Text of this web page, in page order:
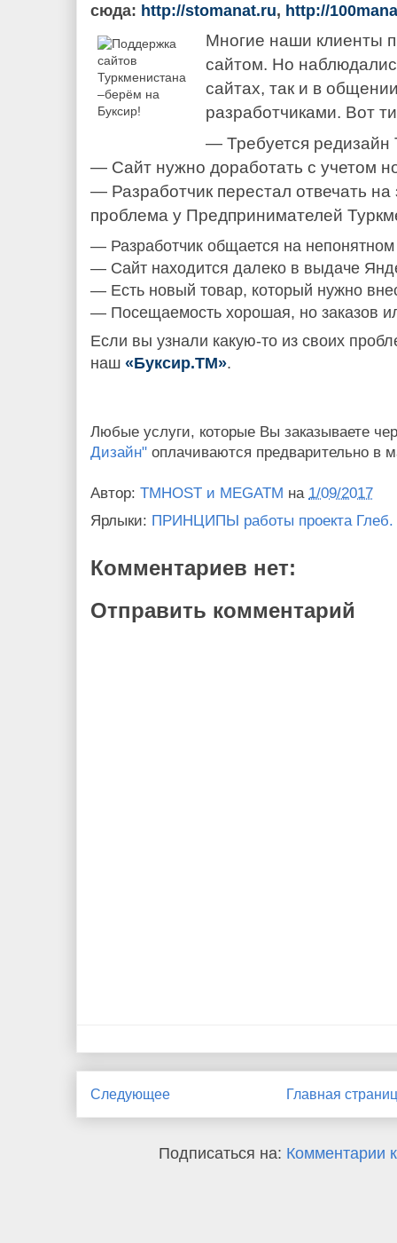
сюда: http://stomanat.ru, http://
Многие наши клиенты
сайтом. Но
сайтах, так и в
разработчиками. Вот
— Требуется редизайн
— Сайт нужно доработать с учетом
— Разработчик перестал отвечать на
проблема у Предпринимателей
— Разработчик общается на
— Сайт находится далеко в выдаче
— Есть новый товар, который нужно
— Посещаемость хорошая, но заказов
Если вы узнали какую-то из своих
наш «Буксир.ТМ».
Любые услуги, которые Вы заказываете
Дизайн" оплачиваются предварительно в
Автор: TMHOST и MEGATM на 1/09/2017
Ярлыки: ПРИНЦИПЫ работы проекта Глеб.
Комментариев нет:
Отправить комментарий
Следующее Главная
Подписаться на: Комментарии